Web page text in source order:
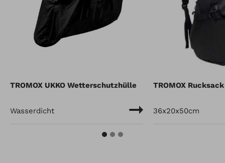
TROMOX UKKO Wetterschutzhülle
Wasserdicht
TROMOX Rucksack
36x20x50cm